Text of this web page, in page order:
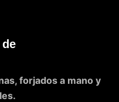
forjados a mano y